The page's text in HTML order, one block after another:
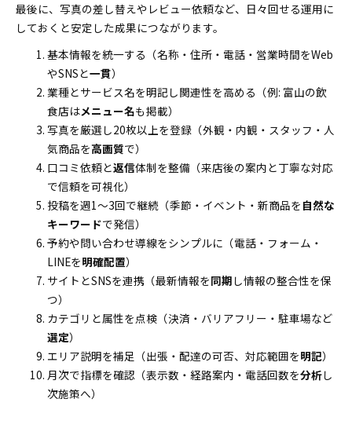
最後に、写真の差し替えやレビュー依頼など、日々回せる運用に
しておくと安定した成果につながります。
基本情報を統一する（名称・住所・電話・営業時間をWeb
やSNSと一貫）
業種とサービス名を明記し関連性を高める（例: 富山の飲
食店はメニュー名も掲載）
写真を厳選し20枚以上を登録（外観・内観・スタッフ・人
気商品を高画質で）
口コミ依頼と返信体制を整備（来店後の案内と丁寧な対応
で信頼を可視化）
投稿を週1〜3回で継続（季節・イベント・新商品を 自然な
キーワードで発信）
予約や問い合わせ導線をシンプルに（電話・フォーム・
LINEを明確配置）
サイトとSNSを連携（最新情報を同期 し情報の整合性を保
つ）
カテゴリと属性を点検（決済・バリアフリー・駐車場など
選定）
エリア説明を補足（出張・配達の可否、対応範囲を明記）
月次で指標を確認（表示数・経路案内・電話回数を分析し
次施策へ）